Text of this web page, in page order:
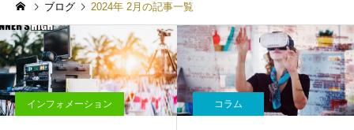
引越し・家具の移動 害虫駆
１年分の問い合わせが２ヶ
月で（現場で感じること）
料金表改定のお知らせ
ブログ 2024年 2月の記事一覧
インフォメーション コラム